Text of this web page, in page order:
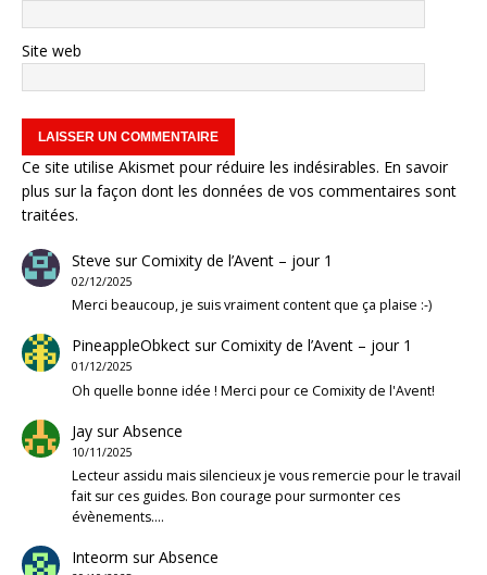
Site web
Ce site utilise Akismet pour réduire les indésirables. En savoir
plus sur la façon dont les données de vos commentaires sont
traitées.
Steve surComixity de l’Avent – jour 1
02/12/2025
Merci beaucoup, je suis vraiment content que ça plaise :-)
PineappleObkectsurComixity de l’Avent – jour 1
01/12/2025
Oh quelle bonne idée ! Merci pour ce Comixity de l'Avent!
JaysurAbsence
10/11/2025
Lecteur assidu mais silencieux je vous remercie pour le travail
fait sur ces guides. Bon courage pour surmonter ces
évènements.…
Inteorm surAbsence